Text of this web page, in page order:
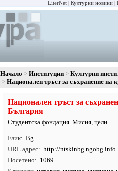
LiterNet Културни новини
Начало Институции
Културни
Национален тръст за съхранение на
Национален тръст за
България
Студентска фондация. Мисия, цели.
Език
Bg
URL адрес
http://ntskinbg.ngobg.info
Посетено
1069